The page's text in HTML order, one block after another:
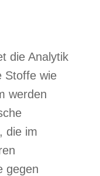
die Analytik
Stoffe wie
werden
die im
gegen